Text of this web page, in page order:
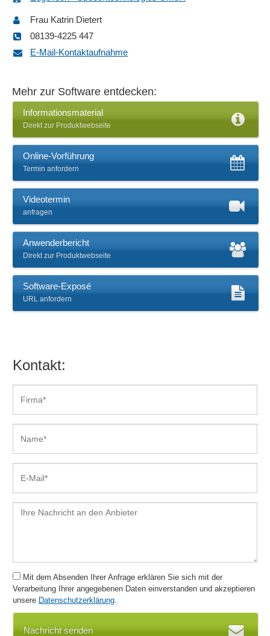
Frau Katrin Dietert
08139-4225 447
E-Mail-Kontaktaufnahme
Mehr zur Software entdecken:
Informationsmaterial
Direkt zur Produktwebseite
Online-Vorführung
Termin anfordern
Videotermin
anfragen
Anwenderbericht
Direkt zur Produktwebseite
Software-Exposé
URL anfordern
Kontakt:
Mit dem Absenden Ihrer Anfrage erklären Sie sich mit der
Verarbeitung Ihrer angegebenen Daten einverstanden und akzeptieren
unsere Datenschutzerklärung.
Nachricht senden